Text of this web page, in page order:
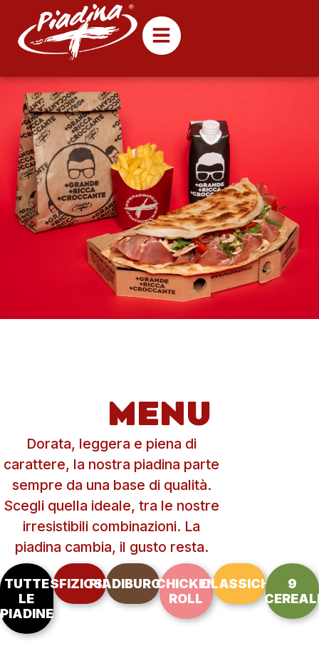
MENU
Dorata, leggera e piena di
carattere, la nostra piadina parte
sempre da una base di qualità.
Scegli quella ideale, tra le nostre
irresistibili combinazioni. La
piadina cambia, il gusto resta.
TUTTE
LE
PIADINE
SFIZIOSEPIADIBURGERCHICKEN
ROLL
CLASSICHE
9